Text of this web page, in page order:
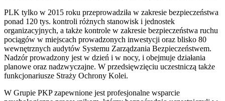
PLK tylko w 2015 roku przeprowadziła w zakresie bezpieczeństwa
ponad 120 tys. kontroli różnych stanowisk i jednostek
organizacyjnych, a także kontrole w zakresie bezpieczeństwa ruchu
pociągów w miejscach prowadzonych inwestycji oraz blisko 80
wewnętrznych audytów Systemu Zarządzania Bezpieczeństwem.
Nadzór prowadzony jest w dzień i w nocy, i obejmuje działania
planowe oraz nadzwyczajne. W przedsięwzięciu uczestniczą także
funkcjonariusze Straży Ochrony Kolei.
W Grupie PKP zapewnione jest profesjonalne wsparcie